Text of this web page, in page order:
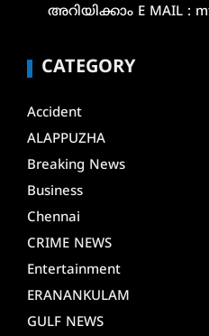
അറിയിക്കാം E MAIL :
CATEGORY
Accident
ALAPPUZHA
Breaking News
Business
Chennai
CRIME NEWS
Entertainment
ERANANKULAM
GULF NEWS